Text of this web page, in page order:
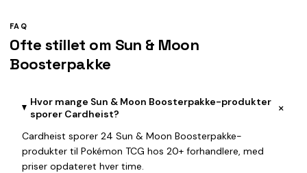
FAQ
Ofte stillet om Sun & Moon
Boosterpakke
Hvor mange Sun & Moon Boosterpakke-produkter
sporer Cardheist?
+
Cardheist sporer 24 Sun & Moon Boosterpakke-
produkter til Pokémon TCG hos 20+ forhandlere, med
priser opdateret hver time.